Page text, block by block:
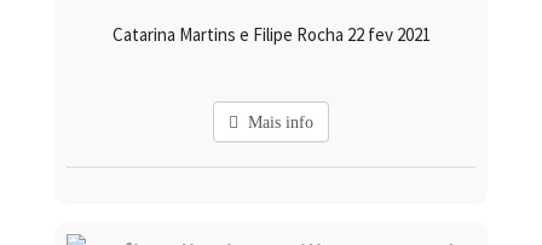
Catarina Martins e Filipe Rocha 22 fev 2021
Mais info